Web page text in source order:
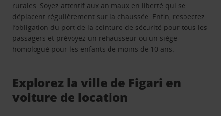
rurales. Soyez attentif aux animaux en liberté qui se
déplacent régulièrement sur la chaussée. Enfin, respectez
l’obligation du port de la ceinture de sécurité pour tous les
passagers et prévoyez un rehausseur ou un siège
homologué pour les enfants de moins de 10 ans.
Explorez la ville de Figari en
voiture de location